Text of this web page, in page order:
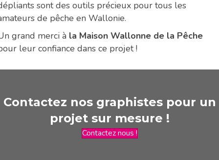
sont des outils précieux pour tous les
de pêche en Wallonie.
grand merci à la Maison Wallonne de la Pêche
leur confiance dans ce projet !
Contactez nos graphistes pour un
projet sur mesure !
Contactez nous !